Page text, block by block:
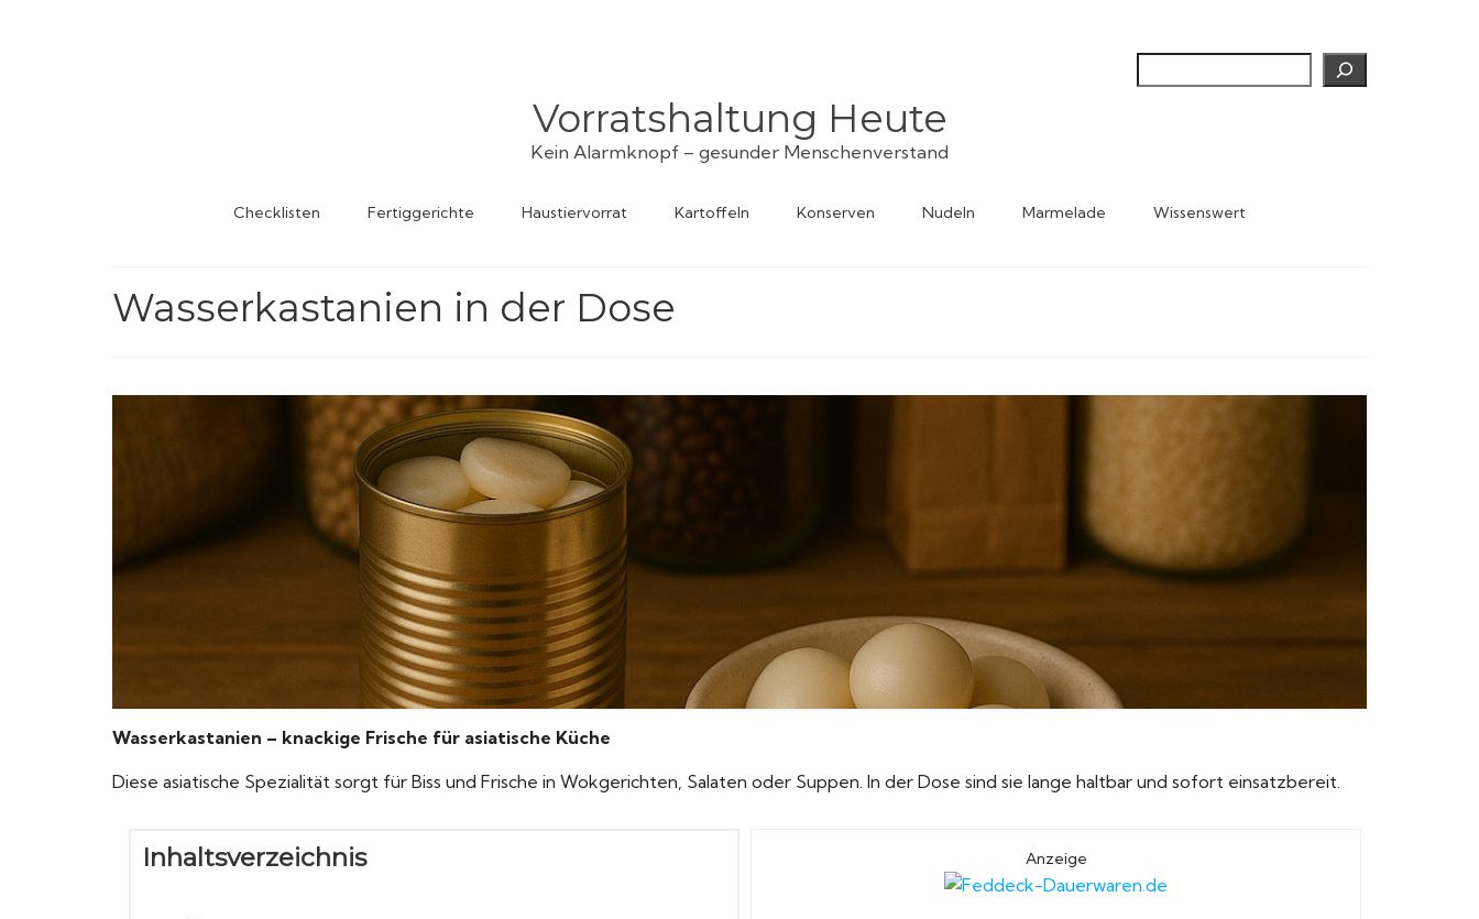
Vorratshaltung Heute
Kein Alarmknopf – gesunder Menschenverstand
Checklisten Fertiggerichte Haustiervorrat Kartoffeln Konserven Nudeln Marmelade Wissenswert
Wasserkastanien in der Dose
Wasserkastanien – knackige Frische für asiatische Küche
Diese asiatische Spezialität sorgt für Biss und Frische in Wokgerichten, Salaten oder Suppen. In der Dose sind sie lange haltbar und sofort einsatzbereit.
Inhaltsverzeichnis Anzeige